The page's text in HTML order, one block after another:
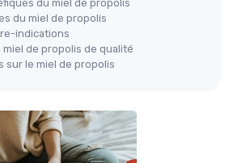
du miel de propolis
du miel de propolis
indications
de propolis de qualité
sur le miel de propolis